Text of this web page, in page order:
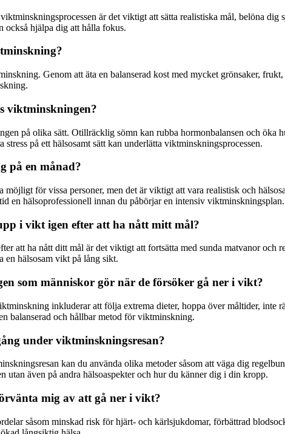
är det viktigt att sätta realistiska mål, belöna
hjälpa dig att hålla fokus.
Genom att äta en balanserad kost med mycket grönsaker,
viktminskningen?
på olika sätt. Otillräcklig sömn kan rubba hormonbalansen och
på ett hälsosamt sätt kan underlätta viktminskningsprocessen.
på en månad?
möjligt för vissa personer, men det är viktigt att vara realistisk och
en hälsoprofessionell innan du påbörjar en intensiv viktminskningsplan.
i vikt igen efter att ha nått mitt mål?
att ha nått ditt mål är det viktigt att fortsätta med sunda matvanor
hälsosam vikt på lång sikt.
som människor gör när de försöker gå ner i vikt?
inkluderar att följa extrema dieter, hoppa över måltider,
balanserad och hållbar metod för viktminskning.
under viktminskningsresan?
kan du använda olika metoder såsom att väga dig
utan även på andra hälsoaspekter och hur du känner dig i din kropp.
mig av att gå ner i vikt?
såsom minskad risk för hjärt- och kärlsjukdomar, förbättrad